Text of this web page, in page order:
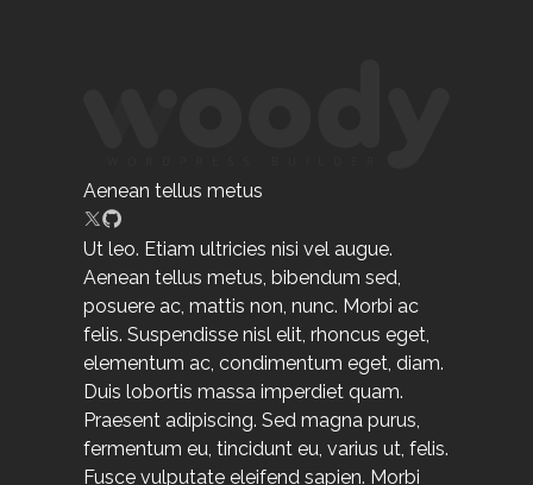
Aenean tellus metus
Ut leo. Etiam ultricies nisi vel augue.
Aenean tellus metus, bibendum sed,
posuere ac, mattis non, nunc. Morbi ac
felis. Suspendisse nisl elit, rhoncus eget,
elementum ac, condimentum eget, diam.
Duis lobortis massa imperdiet quam.
Praesent adipiscing. Sed magna purus,
fermentum eu, tincidunt eu, varius ut, felis.
Fusce vulputate eleifend sapien. Morbi